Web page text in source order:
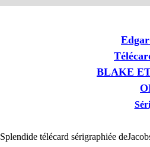
BLAKE
Splendide télécard sérigraphiée